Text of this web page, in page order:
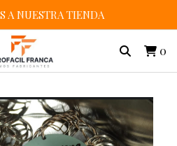
A NUESTRA TIENDA
0